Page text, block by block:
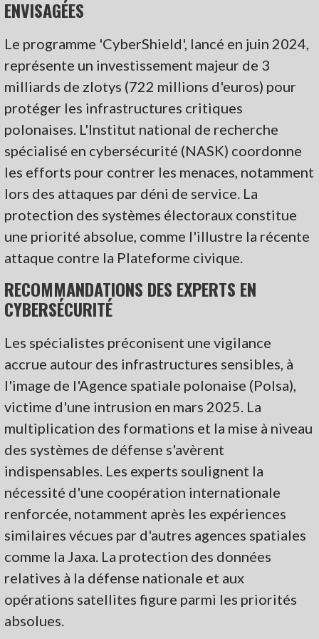
ENVISAGÉES
Le programme 'CyberShield', lancé en juin 2024,
représente un investissement majeur de 3
milliards de zlotys (722 millions d'euros) pour
protéger les infrastructures critiques
polonaises. L'Institut national de recherche
spécialisé en cybersécurité (NASK) coordonne
les efforts pour contrer les menaces, notamment
lors des attaques par déni de service. La
protection des systèmes électoraux constitue
une priorité absolue, comme l'illustre la récente
attaque contre la Plateforme civique.
RECOMMANDATIONS DES EXPERTS EN
CYBERSÉCURITÉ
Les spécialistes préconisent une vigilance
accrue autour des infrastructures sensibles, à
l'image de l'Agence spatiale polonaise (Polsa),
victime d'une intrusion en mars 2025. La
multiplication des formations et la mise à niveau
des systèmes de défense s'avèrent
indispensables. Les experts soulignent la
nécessité d'une coopération internationale
renforcée, notamment après les expériences
similaires vécues par d'autres agences spatiales
comme la Jaxa. La protection des données
relatives à la défense nationale et aux
opérations satellites figure parmi les priorités
absolues.